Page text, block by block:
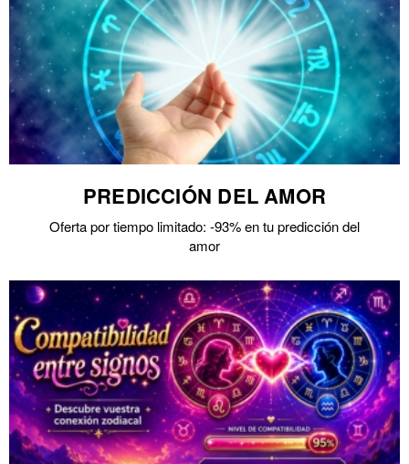
PREDICCIÓN DEL AMOR
Oferta por tiempo limitado: -93% en tu predicción del
amor